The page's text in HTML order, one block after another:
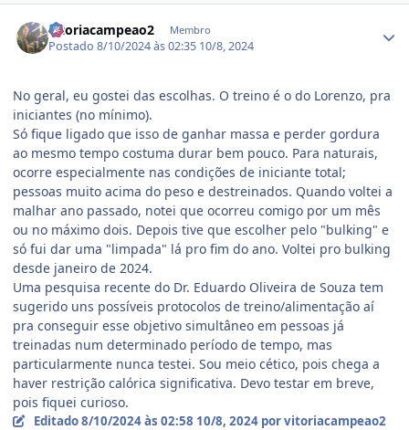
vitoriacampeao2 Membro
Postado8/10/2024 às 02:35 10/8, 2024
No geral, eu gostei das escolhas. O treino é o do Lorenzo, pra
iniciantes (no mínimo).
Só fique ligado que isso de ganhar massa e perder gordura
ao mesmo tempo costuma durar bem pouco. Para naturais,
ocorre especialmente nas condições de iniciante total;
pessoas muito acima do peso e destreinados. Quando voltei a
malhar ano passado, notei que ocorreu comigo por um mês
ou no máximo dois. Depois tive que escolher pelo "bulking" e
só fui dar uma "limpada" lá pro fim do ano. Voltei pro bulking
desde janeiro de 2024.
Uma pesquisa recente do Dr. Eduardo Oliveira de Souza tem
sugerido uns possíveis protocolos de treino/alimentação aí
pra conseguir esse objetivo simultâneo em pessoas já
treinadas num determinado período de tempo, mas
particularmente nunca testei. Sou meio cético, pois chega a
haver restrição calórica significativa. Devo testar em breve,
pois fiquei curioso.
Editado8/10/2024 às 02:58 10/8, 2024 por vitoriacampeao2